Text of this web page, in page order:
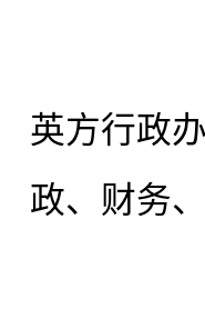
英方行政
政、财务